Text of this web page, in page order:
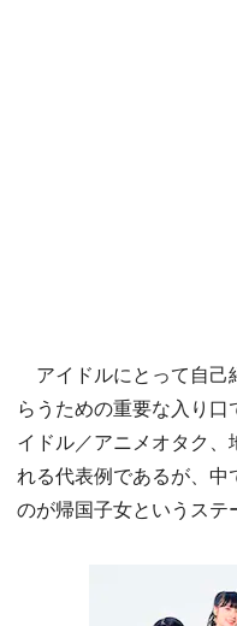
アイドルにとって自己
らうための重要な入り
イドル／アニメオタク
れる代表例であるが、
のが帰国子女というステ